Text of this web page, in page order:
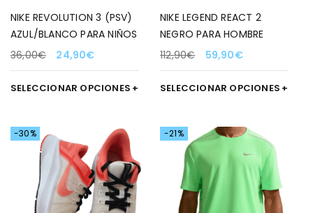
NIKE REVOLUTION 3 (PSV)
AZUL/BLANCO PARA NIÑOS
36,00€ 24,90€
SELECCIONAR OPCIONES
NIKE LEGEND REACT 2
NEGRO PARA HOMBRE
112,90€ 59,90€
SELECCIONAR OPCIONES
-30% -21%